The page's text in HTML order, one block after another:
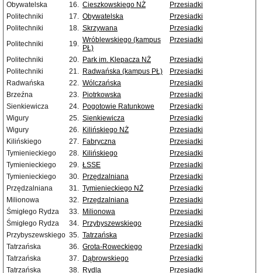
Obywatelska
16. Cieszkowskiego NŻ
Przesiadki
Politechniki
17. Obywatelska
Przesiadki
Politechniki
18. Skrzywana
Przesiadki
Politechniki
19. Wróblewskiego (kampus
PŁ)
Przesiadki
Politechniki 20. Park im. Klepacza NŻ
Przesiadki
Politechniki
21. Radwańska (kampus PŁ)
Przesiadki
Radwańska
22. Wólczańska
Przesiadki
Brzeźna
23. Piotrkowska
Przesiadki
Sienkiewicza
24. Pogotowie Ratunkowe
Przesiadki
Wigury
25. Sienkiewicza
Przesiadki
Wigury
26. Kilińskiego NŻ
Przesiadki
Kilińskiego
27. Fabryczna
Przesiadki
Tymienieckiego
28. Kilińskiego
Przesiadki
Tymienieckiego
29. ŁSSE
Przesiadki
Tymienieckiego
30. Przędzalniana
Przesiadki
Przędzalniana
31. Tymienieckiego NŻ
Przesiadki
Milionowa
32. Przędzalniana
Przesiadki
Śmigłego Rydza
33. Milionowa
Przesiadki
Śmigłego Rydza
34. Przybyszewskiego
Przesiadki
Przybyszewskiego 35. Tatrzańska
Przesiadki
Tatrzańska
36. Grota-Roweckiego
Przesiadki
Tatrzańska
37. Dąbrowskiego
Przesiadki
Tatrzańska
38. Rydla
Przesiadki